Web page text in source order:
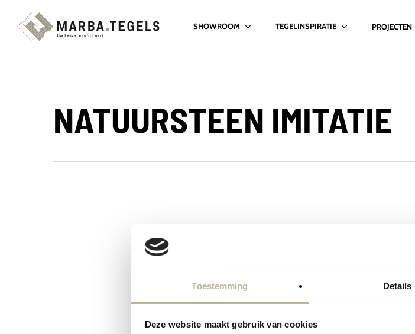
Toestemming Details
Deze website maakt gebruik van cookies
SHOWROOM TEGELINSPIRATIE PROJECTEN
NATUURSTEEN IMITATIE